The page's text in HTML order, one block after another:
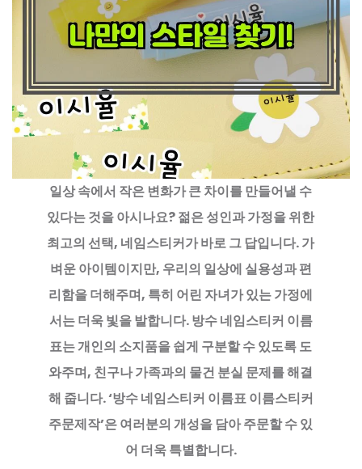
일상 속에서 작은 변화가 큰 차이를 만들어낼 수
있다는 것을 아시나요? 젊은 성인과 가정을 위한
최고의 선택, 네임스티커가 바로 그 답입니다. 가
벼운 아이템이지만, 우리의 일상에 실용성과 편
리함을 더해주며, 특히 어린 자녀가 있는 가정에
서는 더욱 빛을 발합니다. 방수 네임스티커 이름
표는 개인의 소지품을 쉽게 구분할 수 있도록 도
와주며, 친구나 가족과의 물건 분실 문제를 해결
해 줍니다. ‘방수 네임스티커 이름표 이름스티커
주문제작’은 여러분의 개성을 담아 주문할 수 있
어 더욱 특별합니다.